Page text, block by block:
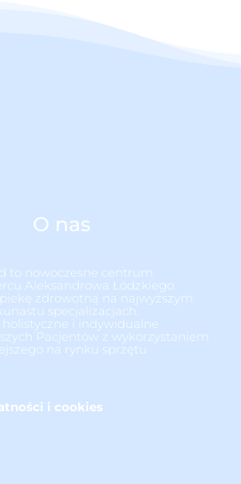
O nas
to nowoczesne centrum
Aleksandrowa Łódzkiego.
zdrowotną na najwyższym
specjalizacjach.
i indywidualne
Pacjentów z wykorzystaniem
na rynku sprzętu
i cookies